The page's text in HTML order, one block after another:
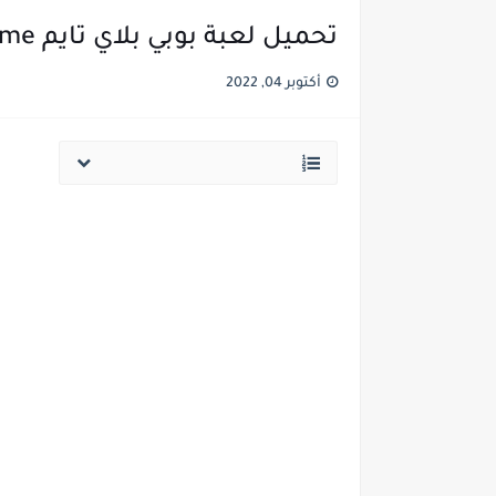
تحميل لعبة بوبي بلاي تايم puppy playtime للاندرويد والكمبيوتر مجانا
أكتوبر 04, 2022